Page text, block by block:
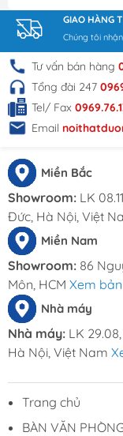
Trịnh Văn
Nam Từ
HCM :
Thạnh,
Hotline:
Email :
GIAO HÀNG
Chúng tôi
Tư vấn bán hàng
Tổng đài 247
Tel/ Fax
Email
Miền Bắc
Showroom: LK
Đức, Hà Nội, Việt
Miền Nam
Showroom: 86
Môn, HCM Xem
Nhà máy
Nhà máy: LK
Hà Nội, Việt Nam
Trang chủ
BÀN VĂN